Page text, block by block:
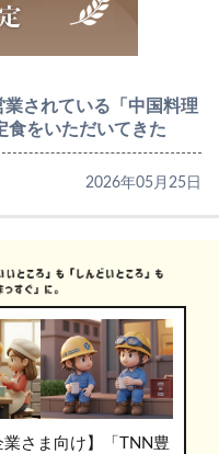
されている「中国料理
食をいただいてきた
2026年05月25日
業さま向け】「TNN豊